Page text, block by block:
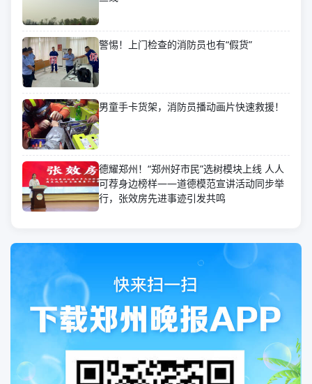
警惕！上门检查的消防员也有“假货”
男童手卡货架，消防员播动画片快速救援！
德耀郑州！“郑州好市民”选树模块上线 人人
可荐身边榜样——道德模范宣讲活动同步举
行，张效房先进事迹引发共鸣